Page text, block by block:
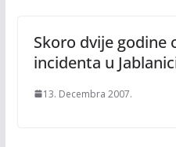
Skoro dvije godine
incidenta u
13. Decembra 2007.